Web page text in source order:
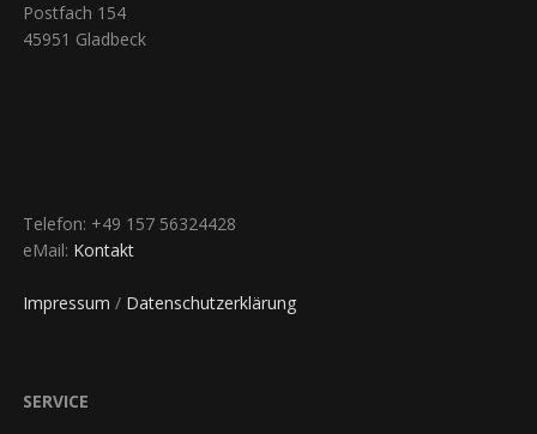
Postfach 154
45951 Gladbeck
Telefon: +49 157 56324428
eMail: Kontakt
Impressum / Datenschutzerklärung
SERVICE